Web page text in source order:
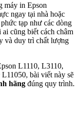
máy in Epson
ngay tại nhà hoặc
tạp như các dòng
cũng biết cách châm
và duy trì chất lượng
L1110, L3110,
bài viết này sẽ
hãng đúng quy trình.